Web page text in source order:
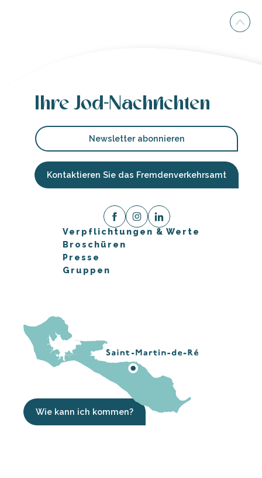
Ihre Jod-Nachrichten
Newsletter abonnieren
Kontaktieren Sie das Fremdenverkehrsamt
Verpflichtungen & Werte
Broschüren
Presse
Gruppen
Wie kann ich kommen?